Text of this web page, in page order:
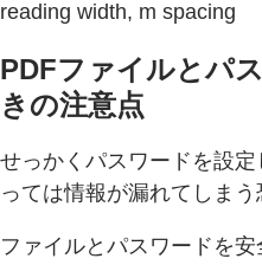
reading width, m spacing
PDFファイルとパ
きの注意点
せっかくパスワードを設
っては情報が漏れてしまう
ファイルとパスワードを安